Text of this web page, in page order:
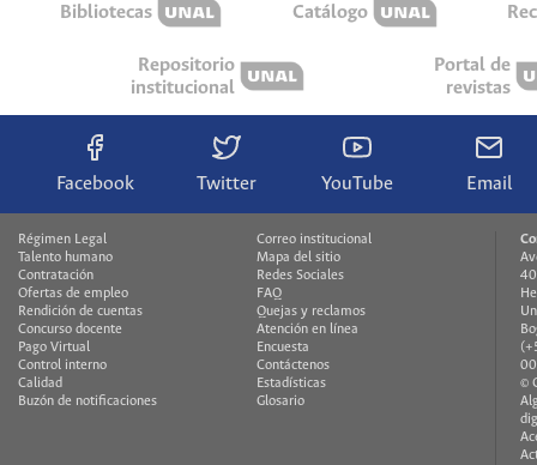
Bibliotecas Catálogo
Repositorio
institucional
Portal de
revistas
Facebook Twitter YouTube Email
Régimen Legal
Talento humano
Contratación
Ofertas de empleo
Rendición de cuentas
Concurso docente
Pago Virtual
Control interno
Calidad
Buzón de notificaciones
Correo institucional
Mapa del sitio
Redes Sociales
FAQ
Quejas y reclamos
Atención en línea
Encuesta
Contáctenos
Estadísticas
Glosario
©